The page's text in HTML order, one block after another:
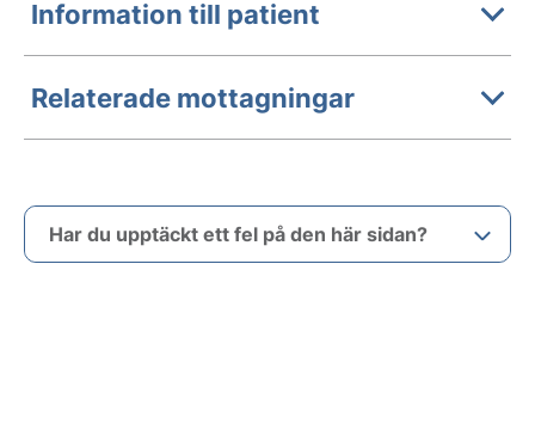
Information till patient
Relaterade mottagningar
Har du upptäckt ett fel på den här sidan?